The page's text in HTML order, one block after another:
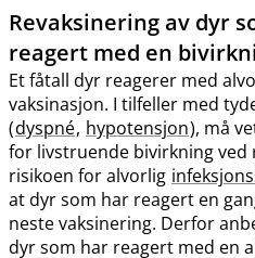
Revaksinering av dyr
reagert med en
Et fåtall dyr reagerer med
vaksinasjon. I tilfeller med
(dyspné, hypotensjon), må
for livstruende bivirkning
risikoen for alvorlig
at dyr som har reagert en
neste vaksinering. Derfor
dyr som har reagert med en